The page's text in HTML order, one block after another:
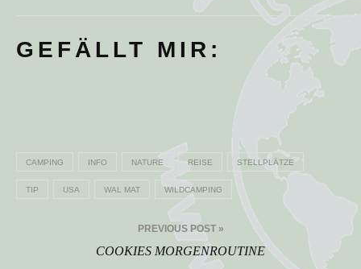
GEFÄLLT MIR:
CAMPING INFO NATURE REISE STELLPLÄTZE
TIP USA WAL MAT WILDCAMPING
Beitragsnavigation
PREVIOUS POST »
COOKIES MORGENROUTINE